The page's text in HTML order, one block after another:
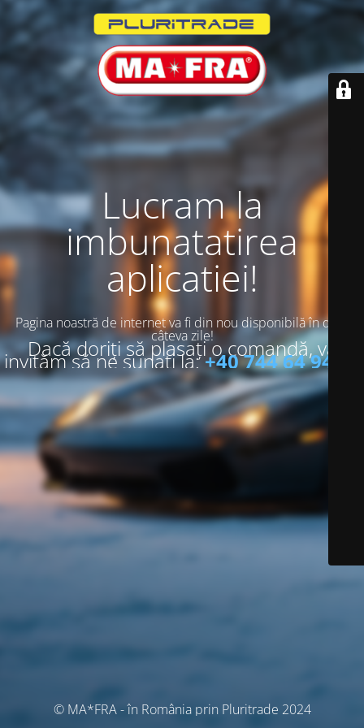
Lucram la
imbunatatirea
aplicatiei!
Pagina noastră de internet va fi din nou disponibilă în doar
câteva zile!
Dacă doriți să plasați o comandă, vă
invităm să ne sunați la:+40 744 64 94 13
© MA*FRA - în România prin Pluritrade 2024